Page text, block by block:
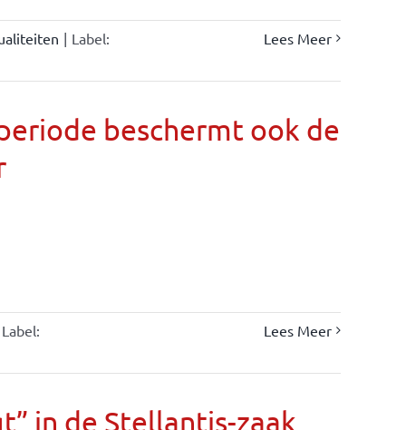
| Label:
Lees Meer
beschermt ook de
Label:
Lees Meer
in de Stellantis-zaak